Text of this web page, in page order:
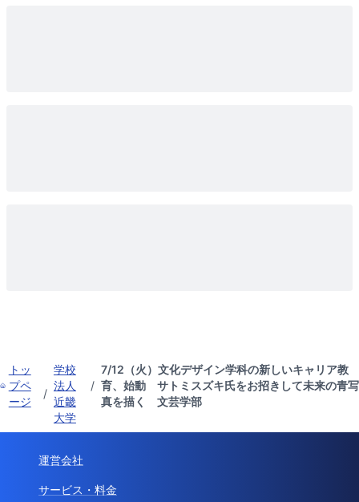
トッ
プペ
ージ
/
学校
法人
近畿
大学
/
7/12（火）文化デザイン学科の新しいキャリア教
育、始動 サトミスズキ氏をお招きして未来の青写
真を描く 文芸学部
運営会社
サービス・料金